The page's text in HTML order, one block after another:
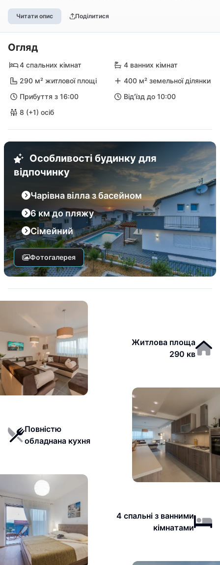
Читати опис Поділитися
Огляд
4 спальних кімнат
4 ванних кімнат
290 м² житлової площі
400 м² земельної ділянки
Прибуття з 16:00
Від'їзд до 10:00
8 (+1) осіб
Особливості будинку для
відпочинку
Чарівна вілла з басейном
6 км до пляжу
Сімейний
Фотогалерея
Житлова площа
290 кв
Повністю
обладнана кухня
4 спальні з ванними
кімнатами